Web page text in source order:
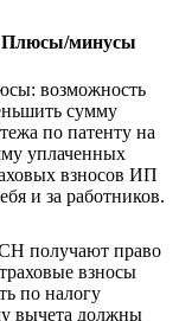
Плюсы/минусы
возможность
сумму
по патенту на
уплаченных
взносов ИП
и за работников.
получают право
взносы
по налогу
вычета должны